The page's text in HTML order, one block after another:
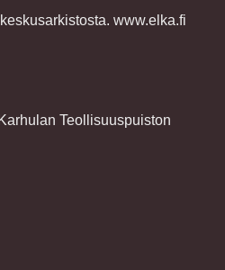
www.elka.fi
Teollisuuspuiston